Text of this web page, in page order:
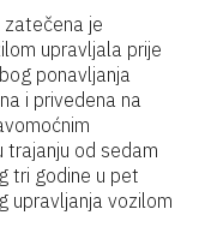
zatečena je
upravljala prije
ponavljanja
i privedena na
trajanju od sedam
tri godine u pet
upravljanja vozilom